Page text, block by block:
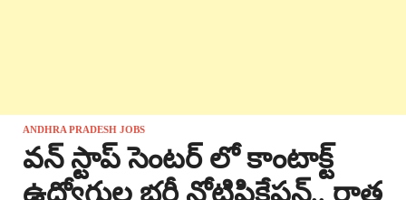
ANDHRA PRADESH JOBS
వన్ స్టాప్ సెంటర్ లో కాంటాక్ట్
ఉద్యోగుల భర్తీ నోటిఫికేషన్.. రాత